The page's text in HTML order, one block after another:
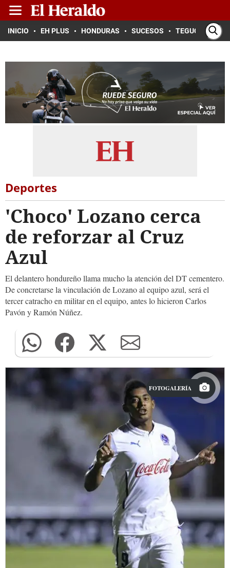
INICIO EH PLUS HONDURAS SUCESOS TEGUCIGALPA
Deportes
'Choco' Lozano cerca
de reforzar al Cruz
Azul
El delantero hondureño llama mucho la atención del DT cementero.
De concretarse la vinculación de Lozano al equipo azul, será el
tercer catracho en militar en el equipo, antes lo hicieron Carlos
Pavón y Ramón Núñez.
FOTOGALERÍA